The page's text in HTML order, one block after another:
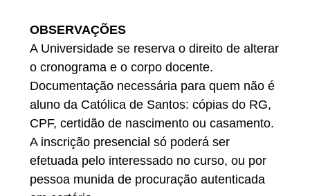
OBSERVAÇÕES
A Universidade se reserva o direito de alterar
o cronograma e o corpo docente.
Documentação necessária para quem não é
aluno da Católica de Santos: cópias do RG,
CPF, certidão de nascimento ou casamento.
A inscrição presencial só poderá ser
efetuada pelo interessado no curso, ou por
pessoa munida de procuração autenticada